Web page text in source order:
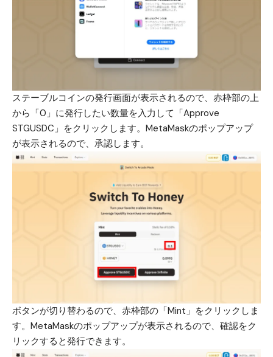
ステーブルコインの発行画面が表示されるので、赤枠部の上
から「0」に発行したい数量を入力して「Approve
STGUSDC」をクリックします。MetaMaskのポップアップ
が表示されるので、承認します。
ボタンが切り替わるので、赤枠部の「Mint」をクリックしま
す。MetaMaskのポップアップが表示されるので、確認をク
リックすると発行できます。